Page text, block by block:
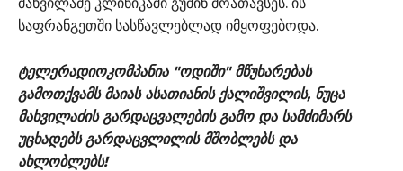
საფრანგეთში სასწავლებლად იმყოფებოდა.
ტელერადიოკომპანია "ოდიში" მწუხარებას
გამოთქვამს მაიას ასათიანის ქალიშვილის, ნუცა
მახვილაძის გარდაცვალების გამო და სამძიმარს
უცხადებს გარდაცვლილის მშობლებს და
ახლობლებს!